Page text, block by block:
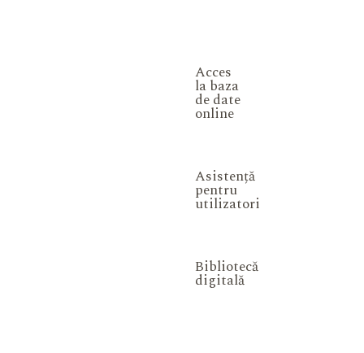
Acces
la baza
de date
online
Asistență
pentru
utilizatori
Bibliotecă
digitală